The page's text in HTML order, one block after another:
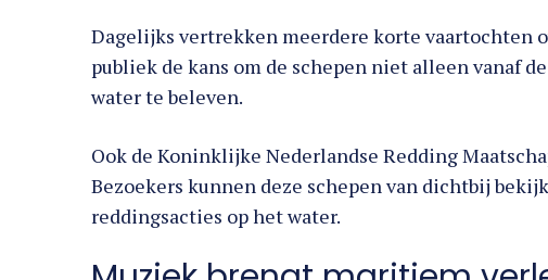
publiek de kans om de schepen niet alleen vanaf
water te beleven.
Bezoekers kunnen deze schepen van dichtbij
reddingsacties op het water.
Muziek brengt maritiem